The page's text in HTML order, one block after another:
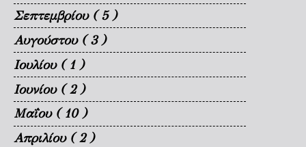
Σεπτεμβρίου ( 5 )
Αυγούστου ( 3 )
Ιουλίου ( 1 )
Ιουνίου ( 2 )
Μαΐου ( 10 )
Απριλίου ( 2 )